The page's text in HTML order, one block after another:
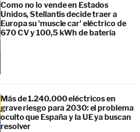
Como no lo vende en Estados
Unidos, Stellantis decide traer a
Europa su 'muscle car' eléctrico de
670 CV y 100,5 kWh de batería
Más de 1.240.000 eléctricos en
grave riesgo para 2030: el problema
oculto que España y la UE ya buscan
resolver